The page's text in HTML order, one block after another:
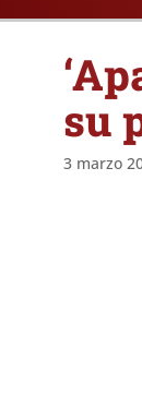
su
3 marzo